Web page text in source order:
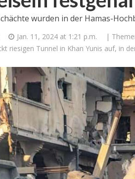
wurden in der Hamas-
Jan. 11, 2024 at 1:21 p.m. |
riesigen Tunnel in Khan Yunis auf, in